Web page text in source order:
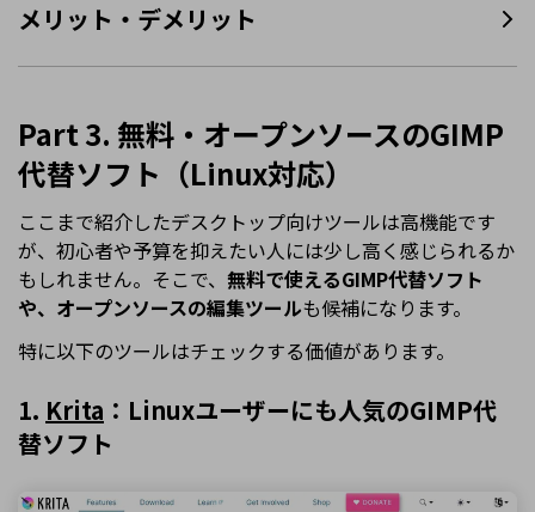
メリット・デメリット
Part 3. 無料・オープンソースのGIMP
代替ソフト（Linux対応）
ここまで紹介したデスクトップ向けツールは高機能です
が、初心者や予算を抑えたい人には少し高く感じられるか
もしれません。そこで、 無料で使えるGIMP代替ソフト
や、オープンソースの編集ツールも候補になります。
特に以下のツールはチェックする価値があります。
1. Krita ：Linuxユーザーにも人気のGIMP代
替ソフト